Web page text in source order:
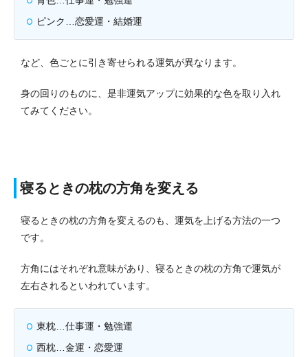
ピンク…恋愛運・結婚運
など、色ごとに引き寄せられる運気が異なります。
身の回りのものに、是非運気アップに効果的な色を取り入れ
てみてください。
寝るときの枕の方角を変える
寝るときの枕の方角を変えるのも、運気を上げる方法の一つ
です。
方角にはそれぞれ意味があり、寝るときの枕の方角で運気が
左右されるといわれています。
東枕…仕事運・勉強運
西枕…金運・恋愛運